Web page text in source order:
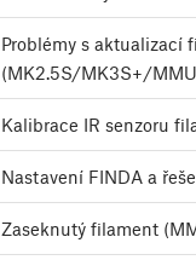
Problémy s aktualizací
(MK2.5S/MK3S+/
Kalibrace IR senzoru
Nastavení FINDA a
Zaseknutý filament